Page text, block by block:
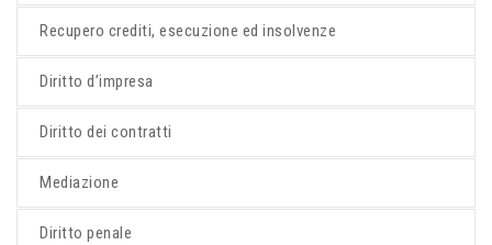
Recupero crediti, esecuzione ed insolvenze
Diritto d’impresa
Diritto dei contratti
Mediazione
Diritto penale